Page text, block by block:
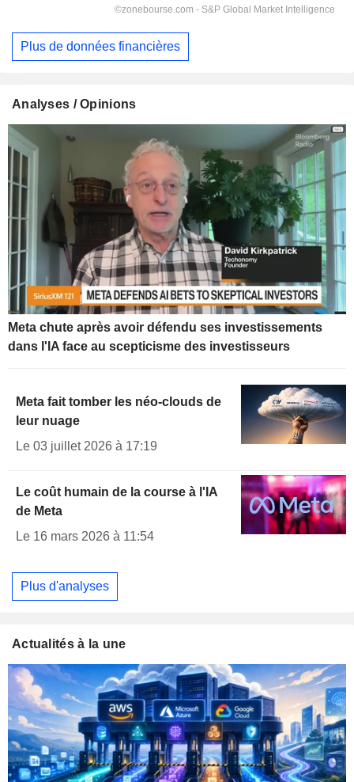
Plus de données financières
Analyses / Opinions
Meta chute après avoir défendu ses investissements
dans l'IA face au scepticisme des investisseurs
Meta fait tomber les néo-clouds de
leur nuage
Le 03 juillet 2026 à 17:19
Le coût humain de la course à l'IA
de Meta
Le 16 mars 2026 à 11:54
Plus d'analyses
Actualités à la une